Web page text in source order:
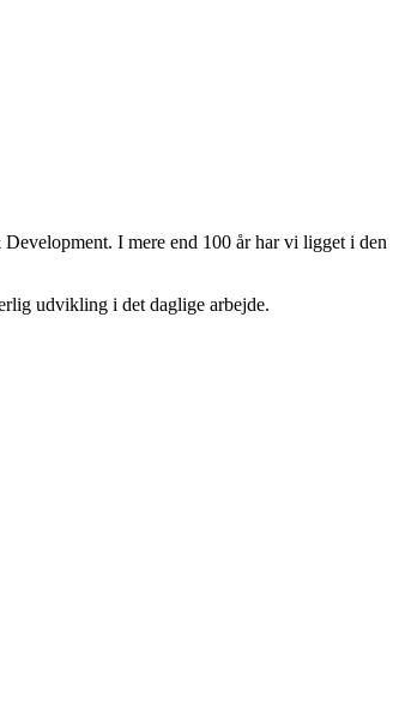
I mere end 100 år har vi ligget i den
udvikling i det daglige arbejde.